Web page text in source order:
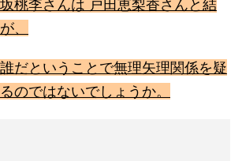
桃李さんは 戸田恵梨香さんと結
、
だということで無理矢理関係を疑
のではないでしょうか。